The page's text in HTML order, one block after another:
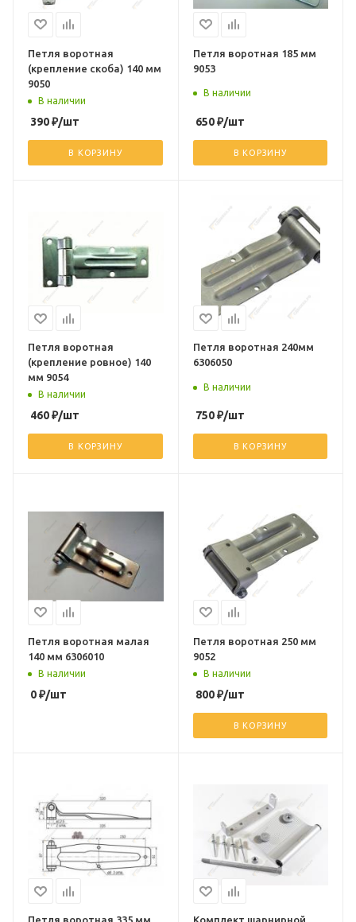
Петля воротная
(крепление скоба) 140 мм
9050
В наличии
390₽/шт
В КОРЗИНУ
Петля воротная 185 мм
9053
В наличии
650₽/шт
В КОРЗИНУ
Петля воротная
(крепление ровное) 140
мм 9054
В наличии
460₽/шт
В КОРЗИНУ
Петля воротная 240мм
6306050
В наличии
750₽/шт
В КОРЗИНУ
Петля воротная малая
140 мм 6306010
В наличии
0₽/шт
Петля воротная 250 мм
9052
В наличии
800₽/шт
В КОРЗИНУ
Петля воротная 335 мм Комплект шарнирной